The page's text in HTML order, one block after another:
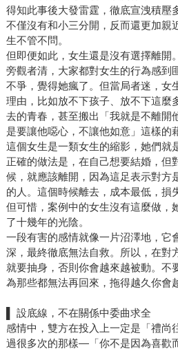
得知此事後大發雷霆，徹底宣洩積壓
不僅沒有和小三分開，反而還更加親
生不管不問。
但即便如此，女生還是沒有選擇離開。
旁觀者清，大家都對女生的行為感到
不爭，覺得她瘋了。但當局者迷，女
理由，比如放不下孩子、放不下這麼
去的青春，甚至搬出「我就是不離開
是要讓他噁心，不讓他如意」這樣的
這個女生是一類女生的縮影，她們就
正確的做法是，在自己想要結婚，但
候，就應該離開，因為這足表示對方
的人。這個時候離去，成本最低，損
但可惜，案例中的女生沒有這麼做，
了十幾年的光陰。
一段有害的感情就像一片沼澤地，它
深，最終徹底無法自救。所以，在對
就要抽身，否則你會越來越被動。不
為那些都無法再回來，拖得越久你會
▌ 設底線，不在關係中委曲求全
感情中，雙方在投入上一定是「禮尚
過很多次的那樣—「你不是因為喜歡